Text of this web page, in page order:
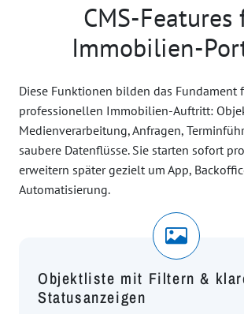
CMS-Features
Immobilien-
Diese Funktionen bilden das Fundament
professionellen Immobilien-Auftritt:
Medienverarbeitung, Anfragen,
saubere Datenflüsse. Sie starten sofort
erweitern später gezielt um App,
Automatisierung.
Objektliste mit Filtern &
Statusanzeigen